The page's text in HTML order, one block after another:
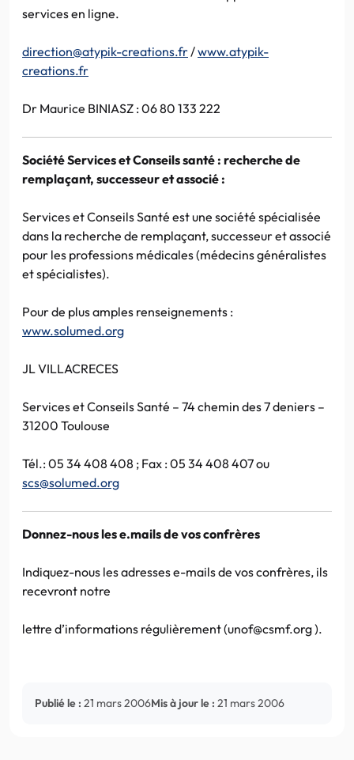
services en ligne.
direction@atypik-creations.fr /www.atypik-
creations.fr
Dr Maurice BINIASZ : 06 80 133 222
Société Services et Conseils santé : recherche de
remplaçant, successeur et associé :
Services et Conseils Santé est une société spécialisée
dans la recherche de remplaçant, successeur et associé
pour les professions médicales (médecins généralistes
et spécialistes).
Pour de plus amples renseignements :
www.solumed.org
JL VILLACRECES
Services et Conseils Santé – 74 chemin des 7 deniers –
31200 Toulouse
Tél.: 05 34 408 408 ; Fax : 05 34 408 407 ou
scs@solumed.org
Donnez-nous les e.mails de vos confrères
Indiquez-nous les adresses e-mails de vos confrères, ils
recevront notre
lettre d’informations régulièrement (unof@csmf.org ).
Publié le : 21 mars 2006Mis à jour le : 21 mars 2006